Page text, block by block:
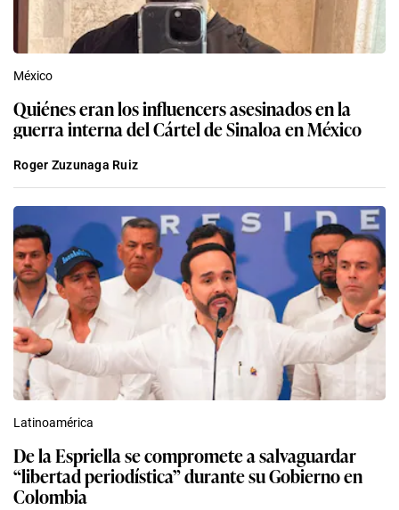
México
Quiénes eran los influencers asesinados en la
guerra interna del Cártel de Sinaloa en México
Roger Zuzunaga Ruiz
Latinoamérica
De la Espriella se compromete a salvaguardar
“libertad periodística” durante su Gobierno en
Colombia